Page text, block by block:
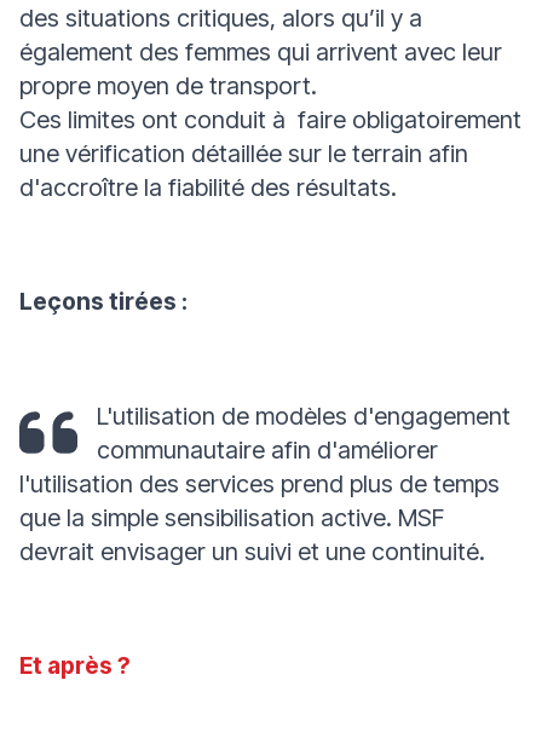
des situations critiques, alors qu’il y a
également des femmes qui arrivent avec leur
propre moyen de transport.
Ces limites ont conduit à faire obligatoirement
une vérification détaillée sur le terrain afin
d'accroître la fiabilité des résultats.
Leçons tirées :
L'utilisation de modèles d'engagement
communautaire afin d'améliorer
l'utilisation des services prend plus de temps
que la simple sensibilisation active. MSF
devrait envisager un suivi et une continuité.
Et après ?